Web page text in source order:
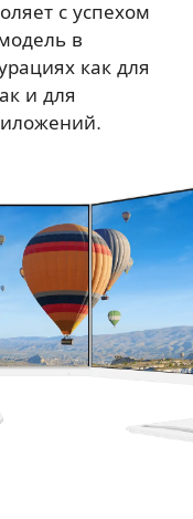
с успехом
в
как для
и для